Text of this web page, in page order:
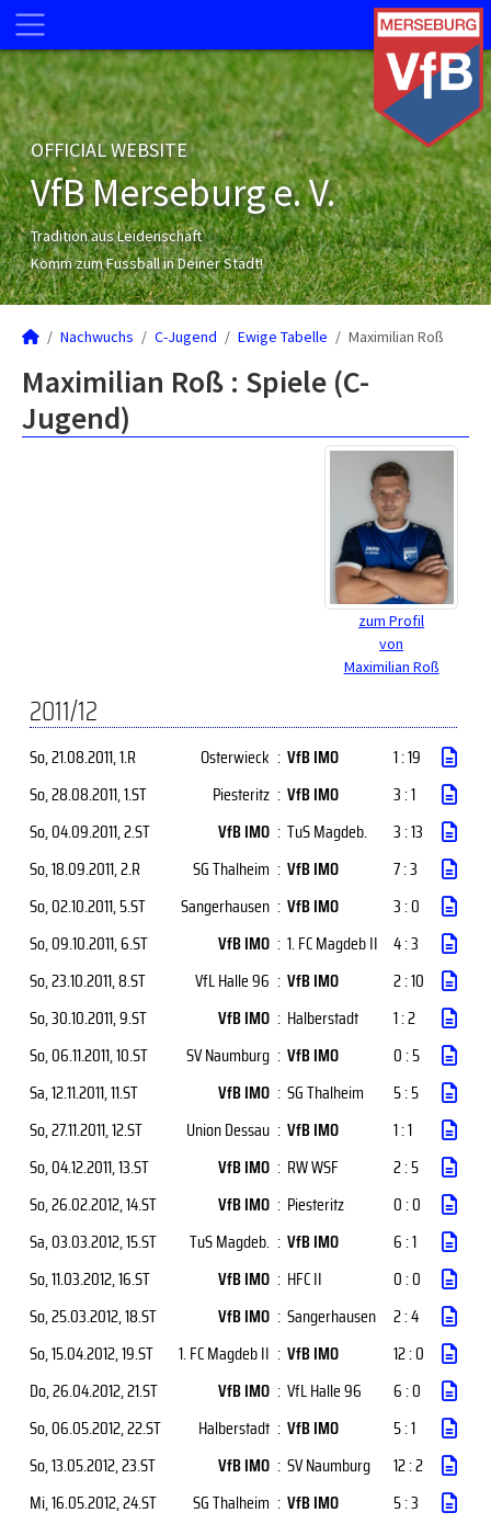
OFFICIAL WEBSITE
VfB Merseburg e. V.
Tradition aus Leidenschaft
Komm zum Fussball in Deiner Stadt!
Nachwuchs C-Jugend Ewige Tabelle Maximilian Roß
Maximilian Roß : Spiele (C-
Jugend)
zum Profil
von
Maximilian Roß
2011/12
So, 21.08.2011, 1.R Osterwieck : VfB IMO
1 : 19
So, 28.08.2011, 1.ST Piesteritz : VfB IMO
3 : 1
So, 04.09.2011, 2.ST VfB IMO : TuS Magdeb.
3 : 13
So, 18.09.2011, 2.R SG Thalheim : VfB IMO
7 : 3
So, 02.10.2011, 5.ST Sangerhausen : VfB IMO
3 : 0
So, 09.10.2011, 6.ST VfB IMO : 1. FC Magdeb II 4 : 3
So, 23.10.2011, 8.ST VfL Halle 96 : VfB IMO
2 : 10
So, 30.10.2011, 9.ST VfB IMO : Halberstadt
1 : 2
So, 06.11.2011, 10.ST SV Naumburg : VfB IMO
0 : 5
Sa, 12.11.2011, 11.ST VfB IMO : SG Thalheim
5 : 5
So, 27.11.2011, 12.ST Union Dessau : VfB IMO
1 : 1
So, 04.12.2011, 13.ST VfB IMO : RW WSF
2 : 5
So, 26.02.2012, 14.ST VfB IMO : Piesteritz
0 : 0
Sa, 03.03.2012, 15.ST TuS Magdeb. : VfB IMO
6 : 1
So, 11.03.2012, 16.ST VfB IMO : HFC II
0 : 0
So, 25.03.2012, 18.ST VfB IMO : Sangerhausen
2 : 4
So, 15.04.2012, 19.ST 1. FC Magdeb II : VfB IMO
12 : 0
Do, 26.04.2012, 21.ST VfB IMO : VfL Halle 96
6 : 0
So, 06.05.2012, 22.ST Halberstadt : VfB IMO
5 : 1
So, 13.05.2012, 23.ST VfB IMO : SV Naumburg
12 : 2
Mi, 16.05.2012, 24.ST SG Thalheim : VfB IMO 5 : 3